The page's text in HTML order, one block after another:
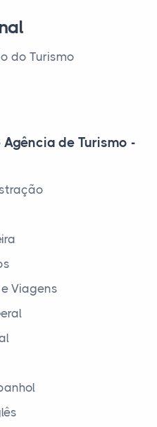
do Turismo
de Turismo -
Viagens